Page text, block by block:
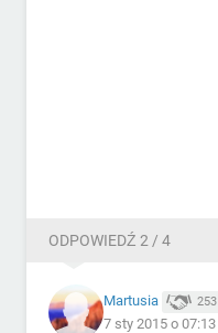
ODPOWIEDŹ 2 / 4
Martusia 253
7 sty 2015 o 07:13